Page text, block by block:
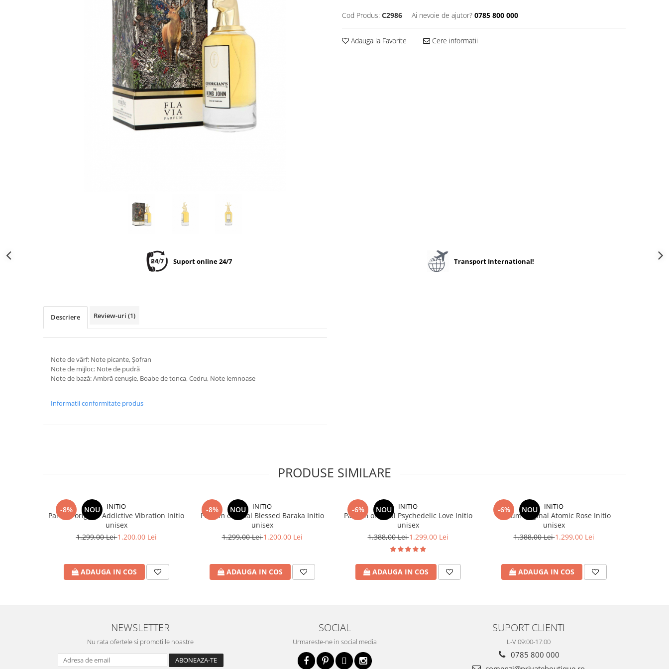
Cod Produs: C2986 Ai nevoie de ajutor? 0785 800 000
Adauga la Favorite Cere informatii
Suport online 24/7 Transport International!
Descriere Review-uri (1)
Note de vârf: Note picante, Şofran
Note de mijloc: Note de pudră
Note de bază: Ambră cenuşie, Boabe de tonca, Cedru, Note lemnoase
Informatii conformitate produs
PRODUSE SIMILARE
-8% NOU INITIO
Parfum original Addictive Vibration Initio
unisex
1.299,00 Lei1.200,00 Lei
ADAUGA IN COS
-8% NOU INITIO
Parfum original Blessed Baraka Initio
unisex
1.299,00 Lei1.200,00 Lei
ADAUGA IN COS
-6% NOU INITIO
Parfum original Psychedelic Love Initio
unisex
1.388,00 Lei1.299,00 Lei
ADAUGA IN COS
-6% NOU INITIO
Parfum original Atomic Rose Initio
unisex
1.388,00 Lei1.299,00 Lei
ADAUGA IN COS
NEWSLETTER
Nu rata ofertele si promotiile noastre
SOCIAL
Urmareste-ne in social media
SUPORT CLIENTI
L-V 09:00-17:00
0785 800 000